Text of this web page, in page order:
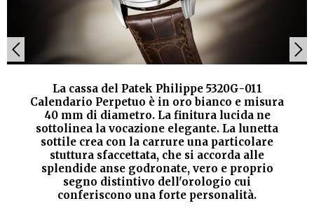
La cassa del Patek Philippe 5320G-011
Calendario Perpetuo è in oro bianco e misura
40 mm di diametro. La finitura lucida ne
sottolinea la vocazione elegante. La lunetta
sottile crea con la carrure una particolare
stuttura sfaccettata, che si accorda alle
splendide anse godronate, vero e proprio
segno distintivo dell'orologio cui
conferiscono una forte personalità.